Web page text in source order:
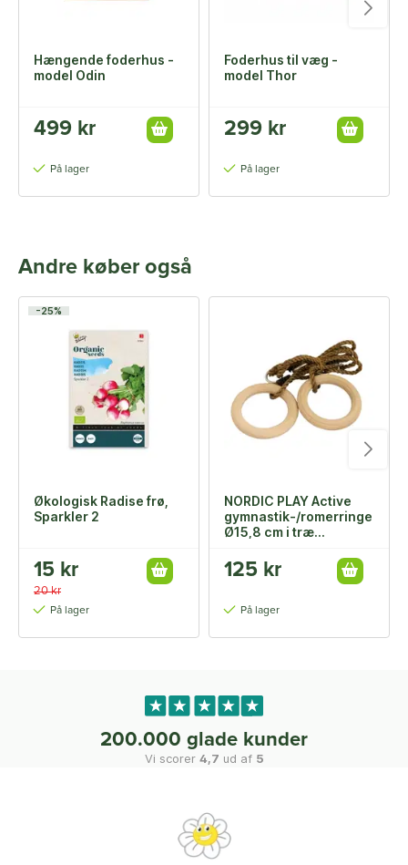
Hængende foderhus -
model Odin
499 kr
På lager
Foderhus til væg -
model Thor
299 kr
På lager
Andre køber også
-25%
Økologisk Radise frø,
Sparkler 2
15 kr
20 kr
På lager
NORDIC PLAY Active
gymnastik-/romerringe
Ø15,8 cm i træ
125 kr
På lager
200.000 glade kunder
Vi scorer 4,7 ud af 5